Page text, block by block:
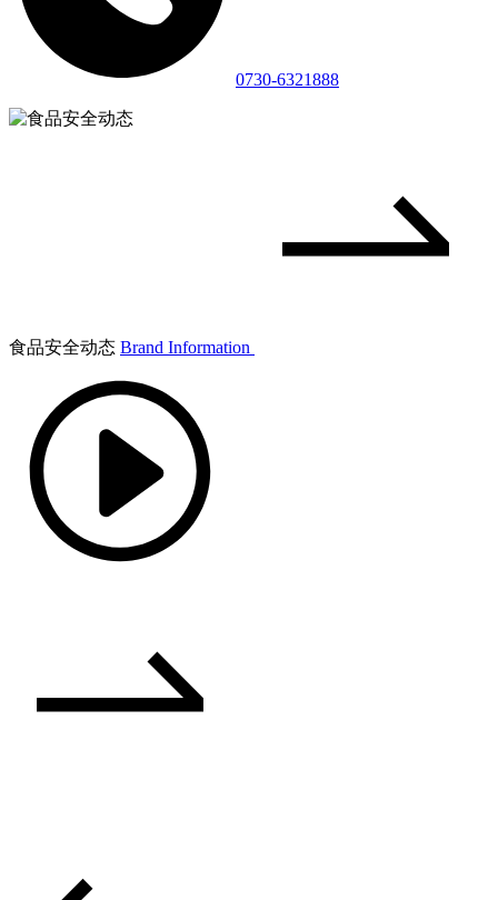
0730-6321888
食品安全动态 Brand Information